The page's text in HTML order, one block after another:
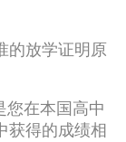
放学证明原
在本国高中
获得的成绩相